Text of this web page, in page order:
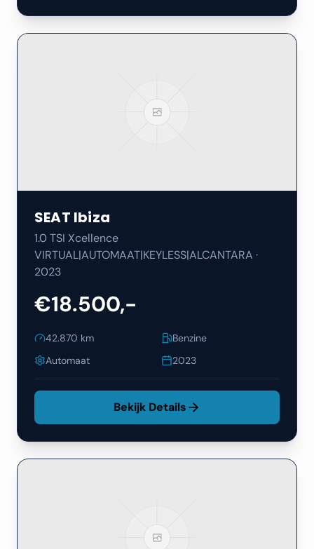
SEAT Ibiza
1.0 TSI Xcellence
VIRTUAL|AUTOMAAT|KEYLESS|ALCANTARA ·
2023
€18.500,-
42.870 km
Benzine
Automaat
2023
Bekijk Details